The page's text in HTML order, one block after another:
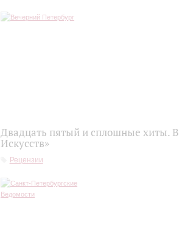
Двадцать пятый и сплошные хиты.
Искусств»
Рецензии